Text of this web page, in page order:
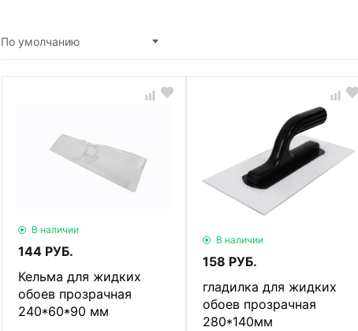
По умолчанию
В наличии
144 РУБ.
Кельма для жидких
обоев прозрачная
240*60*90 мм
В наличии
158 РУБ.
гладилка для жидких
обоев прозрачная
280*140мм